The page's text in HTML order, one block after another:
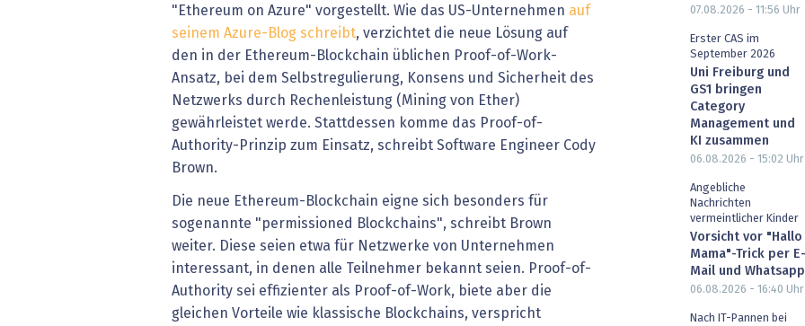
"Ethereum on Azure" vorgestellt. Wie das US-Unternehmen auf
seinem Azure-Blog schreibt, verzichtet die neue Lösung auf
den in der Ethereum-Blockchain üblichen Proof-of-Work-
Ansatz, bei dem Selbstregulierung, Konsens und Sicherheit des
Netzwerks durch Rechenleistung (Mining von Ether)
gewährleistet werde. Stattdessen komme das Proof-of-
Authority-Prinzip zum Einsatz, schreibt Software Engineer Cody
Brown.
Die neue Ethereum-Blockchain eigne sich besonders für
sogenannte "permissioned Blockchains", schreibt Brown
weiter. Diese seien etwa für Netzwerke von Unternehmen
interessant, in denen alle Teilnehmer bekannt seien. Proof-of-
Authority sei effizienter als Proof-of-Work, biete aber die
gleichen Vorteile wie klassische Blockchains, verspricht
07.08.2026 - 11:56 Uhr
Erster CAS im
September 2026
Uni Freiburg und
GS1 bringen
Category
Management und
KI zusammen
06.08.2026 - 15:02 Uhr
Angebliche
Nachrichten
vermeintlicher Kinder
Vorsicht vor "Hallo
Mama"-Trick per E-
Mail und Whatsapp
06.08.2026 - 16:40 Uhr
Nach IT-Pannen bei